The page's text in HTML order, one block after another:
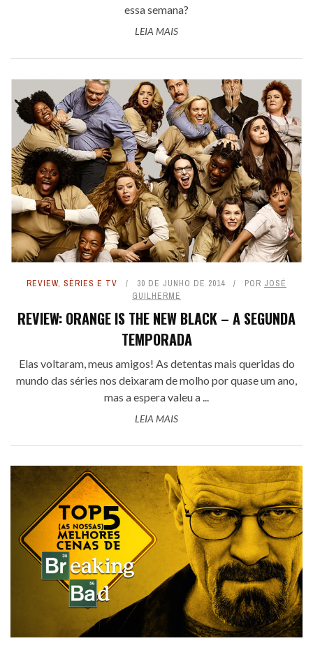
essa semana?
LEIA MAIS
REVIEW, SÉRIES E TV 30 DE JUNHO DE 2014 POR JOSÉ
GUILHERME
REVIEW: ORANGE IS THE NEW BLACK – A SEGUNDA
TEMPORADA
Elas voltaram, meus amigos! As detentas mais queridas do
mundo das séries nos deixaram de molho por quase um ano,
mas a espera valeu a ...
LEIA MAIS